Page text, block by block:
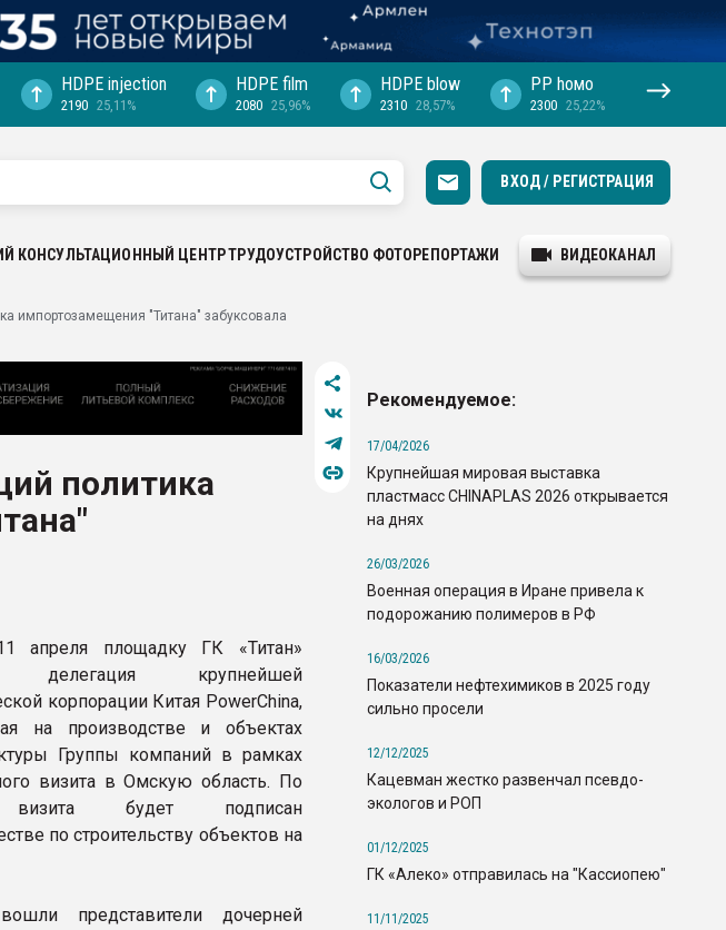
HDPE injection
2190 25,11%
HDPE film
2080 25,96%
HDPE blow
2310 28,57%
PP hомо
2300 25,22%
ВХОД / РЕГИСТРАЦИЯ
КОНСУЛЬТАЦИОННЫЙ ЦЕНТРТРУДОУСТРОЙСТВО ФОТОРЕПОРТАЖИ ВИДЕОКАНАЛ
импортозамещения "Титана" забуксовала
политика
апреля площадку ГК «Титан»
делегация крупнейшей
корпорации Китая PowerChina,
на производстве и объектах
Группы компаний в рамках
визита в Омскую область. По
визита будет подписан
по строительству объектов на
представители дочерней
Рекомендуемое:
17/04/2026
Крупнейшая мировая выставка
пластмасс CHINAPLAS 2026 открывается
на днях
26/03/2026
Военная операция в Иране привела к
подорожанию полимеров в РФ
16/03/2026
Показатели нефтехимиков в 2025 году
сильно просели
12/12/2025
Кацевман жестко развенчал псевдо-
экологов и РОП
01/12/2025
ГК «Алеко» отправилась на "Кассиопею"
11/11/2025